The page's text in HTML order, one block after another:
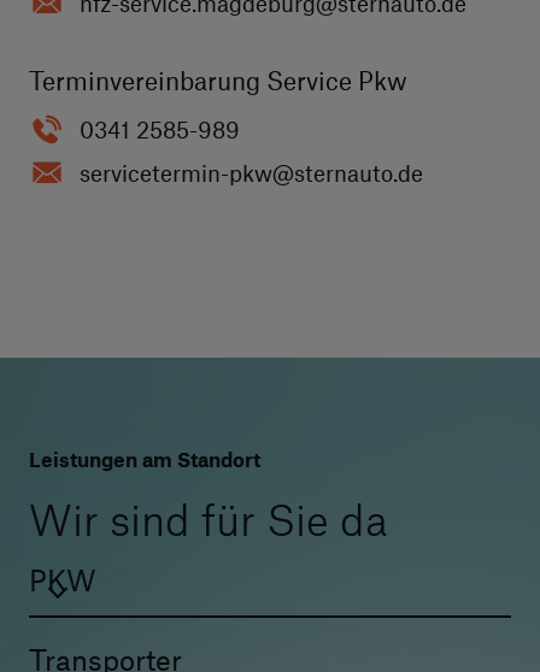
Terminvereinbarung Service Pkw
0341 2585-989
servicetermin-pkw@sternauto.de
Leistungen am Standort
Wir sind für Sie da
PKW
Transporter